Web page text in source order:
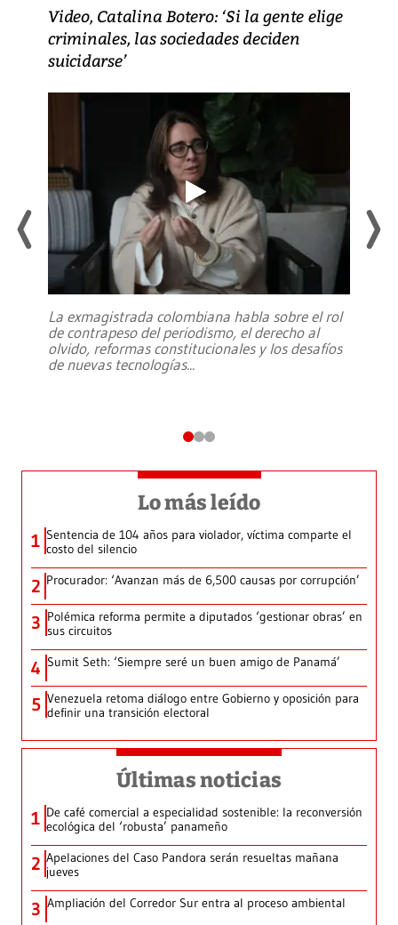
Video, Catalina Botero: ‘Si la gente elige
criminales, las sociedades deciden
suicidarse’
La exmagistrada colombiana habla sobre el rol
de contrapeso del periodismo, el derecho al
olvido, reformas constitucionales y los desafíos
de nuevas tecnologías...
Lo más leído
1 Sentencia de 104 años para violador, víctima comparte el
costo del silencio
2 Procurador: ‘Avanzan más de 6,500 causas por corrupción’
3 Polémica reforma permite a diputados ‘gestionar obras’ en
sus circuitos
4 Sumit Seth: ‘Siempre seré un buen amigo de Panamá’
5 Venezuela retoma diálogo entre Gobierno y oposición para
definir una transición electoral
Últimas noticias
1 De café comercial a especialidad sostenible: la reconversión
ecológica del ‘robusta’ panameño
2 Apelaciones del Caso Pandora serán resueltas mañana
jueves
3 Ampliación del Corredor Sur entra al proceso ambiental